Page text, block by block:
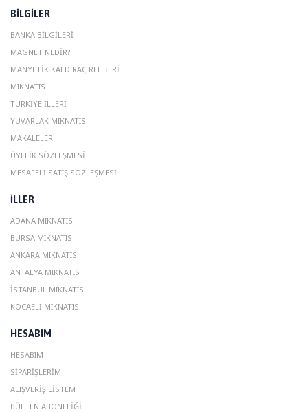
BILGILER
BANKA BILGILERI
MAGNET NEDIR?
MANYETIK KALDIRAÇ REHBERI
MIKNATIS
TÜRKIYE İLLERI
YUVARLAK MIKNATIS
MAKALELER
ÜYELIK SÖZLEŞMESI
MESAFELI SATIŞ SÖZLEŞMESI
ILLER
ADANA MIKNATIS
BURSA MIKNATIS
ANKARA MIKNATIS
ANTALYA MIKNATIS
ISTANBUL MIKNATIS
KOCAELI MIKNATIS
HESABIM
HESABIM
SIPARIŞLERIM
ALIŞVERIŞ LISTEM
BÜLTEN ABONELIĞI